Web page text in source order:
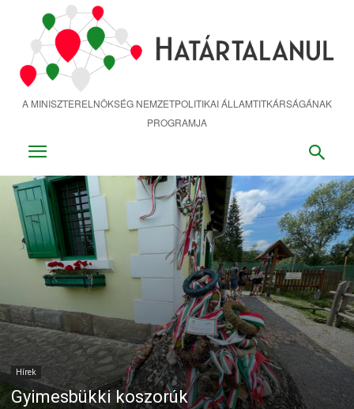
tartalomra
A MINISZTERELNÖKSÉG NEMZETPOLITIKAI ÁLLAMTITKÁRSÁGÁNAK
PROGRAMJA
Hírek
Gyimesbükki koszorúk